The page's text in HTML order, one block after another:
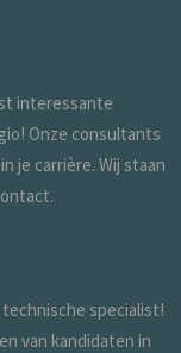
interessante
Onze consultants
je carrière. Wij staan
specialist!
van kandidaten in